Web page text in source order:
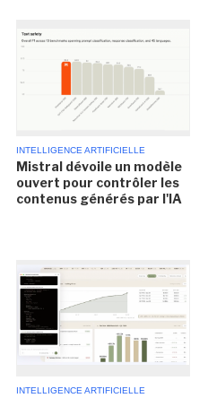
INTELLIGENCE ARTIFICIELLE
Mistral dévoile un modèle
ouvert pour contrôler les
contenus générés par l'IA
INTELLIGENCE ARTIFICIELLE